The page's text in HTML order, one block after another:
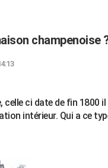
champenoise
ci date de fin 1800 il
intérieur. Qui a ce